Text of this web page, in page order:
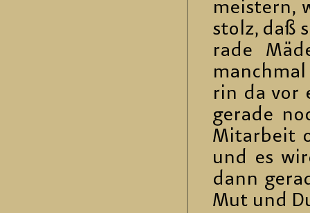
meis­tern,
stolz, daß
ra­de
rin da vor
ge­ra­de
Mit­ar­beit
und es
dann
Mut und